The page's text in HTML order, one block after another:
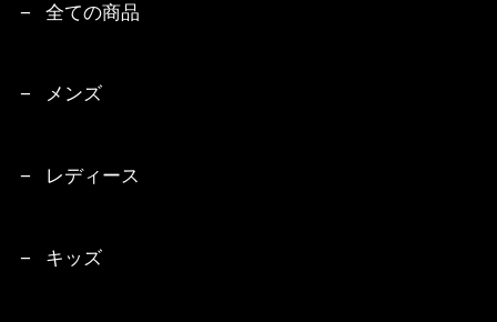
全ての商品
メンズ
レディース
キッズ